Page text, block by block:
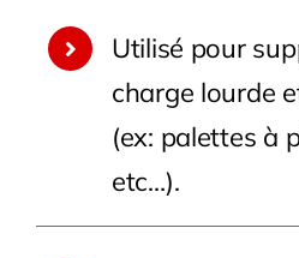
Utilisé pour
charge lourde
(ex: palettes à
etc…).